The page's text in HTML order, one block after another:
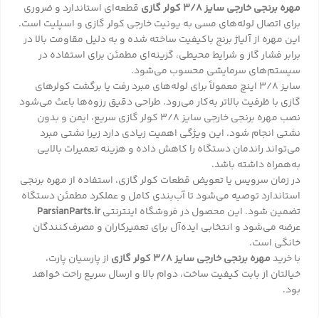
مهره برنجی خارجی سایز 3/8 کولر گازی
قطعه‌ای استاندارد و ضروری
برای اتصال لوله‌های مسی به یونیت خارجی کولر گازی و اسپلیت است.
این مهره از آلیاژ برنج باکیفیت ساخته شده و به دلیل مقاومت بالا در
برابر فشار گاز و شرایط محیطی، گزینه‌ای مطمئن برای استفاده در
سیستم‌های سرمایشی محسوب می‌شود.
سایز 3/8 اینچ معمولاً برای لوله‌های مبرد رفت یا برگشت کولرهای
گازی با ظرفیت بالاتر به‌کار می‌رود. طراحی دقیق رزوه‌ها باعث می‌شود
نصب مهره برنجی خارجی سایز 3/8 کولر گازی سریع، ایمن و بدون
نشتی انجام شود. این ویژگی اهمیت زیادی دارد زیرا نشتی مبرد
می‌تواند راندمان دستگاه را کاهش داده و هزینه تعمیرات بالایی
به‌همراه داشته باشد.
در زمان سرویس یا تعویض قطعات کولر گازی، استفاده از مهره برنجی
استاندارد توصیه می‌شود تا آب‌بندی کامل و عملکرد مطمئن دستگاه
تضمین شود. این محصول در فروشگاه اینترنتیParsianParts.ir
عرضه می‌شود و انتخابی ایده‌آل برای تعمیرکاران و مصرف‌کنندگان
خانگی است.
با خریدمهره برنجی خارجی سایز 3/8 کولر گازی
از پارسیان پارت،
خیالتان از بابت کیفیت ساخت، دوام بالا و ارسال سریع راحت خواهد
بود.